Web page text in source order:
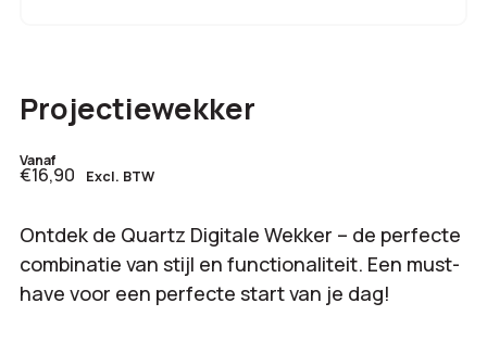
Projectiewekker
Vanaf
€16,90 Excl. BTW
Ontdek de Quartz Digitale Wekker – de perfecte
combinatie van stijl en functionaliteit. Een must-
have voor een perfecte start van je dag!